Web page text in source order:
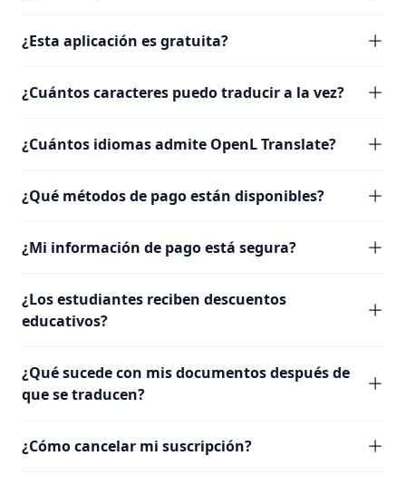
¿Esta aplicación es gratuita?
¿Cuántos caracteres puedo traducir a la vez?
¿Cuántos idiomas admite OpenL Translate?
¿Qué métodos de pago están disponibles?
¿Mi información de pago está segura?
¿Los estudiantes reciben descuentos
educativos?
¿Qué sucede con mis documentos después de
que se traducen?
¿Cómo cancelar mi suscripción?